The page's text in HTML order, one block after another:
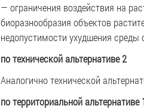
— ограничения воздействия на
биоразнообразия объектов
недопустимости ухудшения среды
по технической альтернативе 2
Аналогично технической
по территориальной альтернативе